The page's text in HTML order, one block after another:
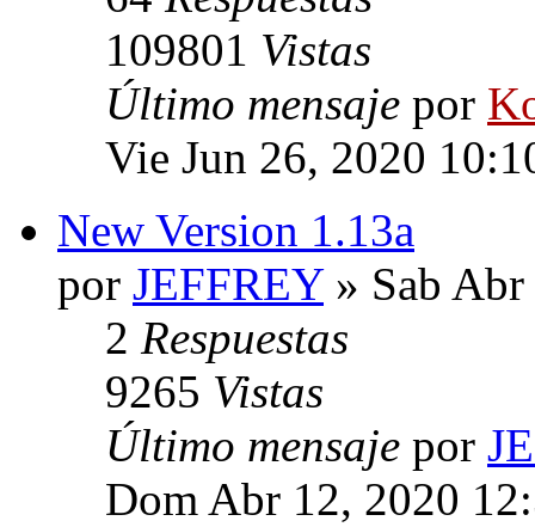
109801 Vistas
Último mensaje por
Vie Jun 26, 2020
New Version 1.13a
por JEFFREY» Sab Abr
2 Respuestas
9265 Vistas
Último mensaje por
Dom Abr 12, 2020